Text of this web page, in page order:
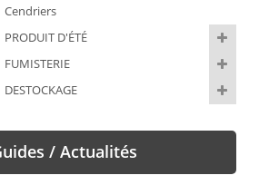
Extracteur des fumées -
259,00 €
Extracteur des
Ajouter au
Cendriers
PRODUIT D'ÉTÉ
FUMISTERIE
DESTOCKAGE
/ Actualités